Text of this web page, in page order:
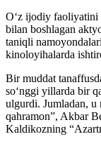
O‘z ijodiy
bilan boshlagan
taniqli
kinoloyihalarda
Bir muddat
so‘nggi yillarda bir
ulgurdi. Jumladan, u
qahramon”, Akbar
Kaldikozning